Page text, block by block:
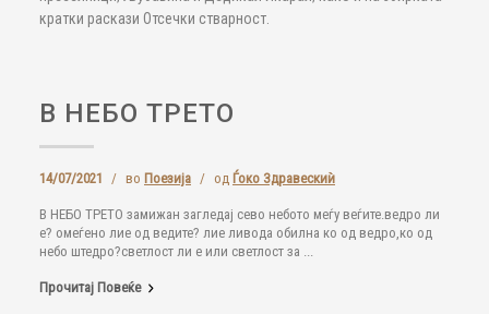
кратки раскази Отсечки стварност.
В НЕБО ТРЕТО
14/07/2021 / во Поезија / од Ѓоко Здравескиѝ
В НЕБО ТРЕТО замижан загледај сево небото меѓу веѓите.ведро ли
е? омеѓено лие од ведите? лие ливода обилна ко од ведро,ко од
небо штедро?светлост ли е или светлост за ...
Прочитај Повеќе